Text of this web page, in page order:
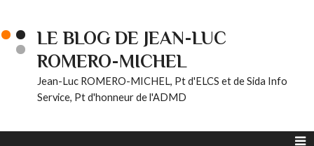
LE BLOG DE JEAN-LUC
ROMERO-MICHEL
Jean-Luc ROMERO-MICHEL, Pt d'ELCS et de Sida Info
Service, Pt d'honneur de l'ADMD